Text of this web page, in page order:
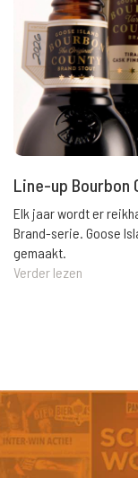
Line-up Bourbon
Elk jaar wordt er
Brand-serie. Goose
gemaakt.
Verder lezen